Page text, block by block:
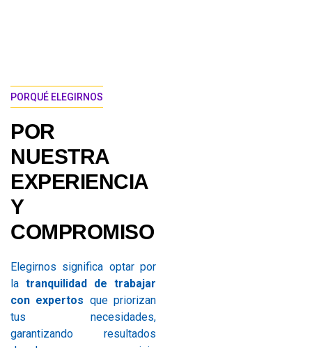
PORQUÉ ELEGIRNOS
POR
NUESTRA
EXPERIENCIA
Y
COMPROMISO
Elegirnos significa optar por
la tranquilidad de trabajar
con expertos que priorizan
tus necesidades,
garantizando resultados